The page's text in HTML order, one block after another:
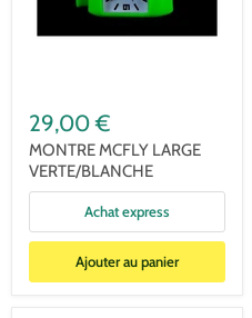
29,00 €
MONTRE MCFLY LARGE
VERTE/BLANCHE
Achat express
Ajouter au panier